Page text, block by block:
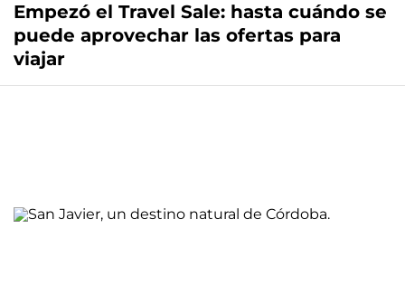
Empezó el Travel Sale: hasta cuándo se
puede aprovechar las ofertas para
viajar